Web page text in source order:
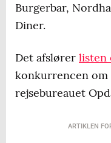
Burgerbar,
Diner.
Det afslører listen
konkurrencen
rejsebureauet
ARTIKLEN